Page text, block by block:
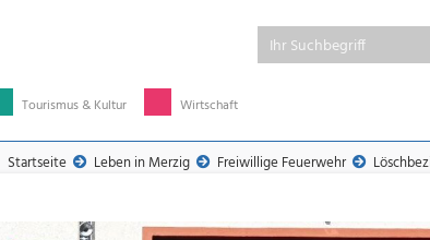
Tourismus & Kultur Wirtschaft
Startseite Leben in Merzig Freiwillige Feuerwehr